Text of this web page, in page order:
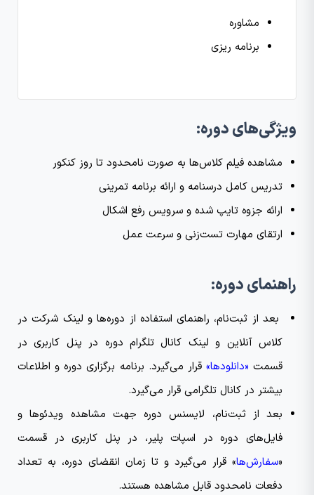
مشاوره
برنامه ریزی
ویژگی‌های دوره:
مشاهده فیلم کلاس‌ها به صورت نامحدود تا روز کنکور
تدریس کامل درسنامه و ارائه برنامه تمرینی
ارائه جزوه تایپ‌ شده و سرویس رفع اشکال
ارتقای مهارت تست‌زنی و سرعت عمل
راهنمای دوره:
بعد از ثبت‌نام، راهنمای استفاده از دوره‌ها و لینک شرکت در
کلاس آنلاین و لینک کانال تلگرام دوره در پنل کاربری در
قسمت «دانلودها» قرار می‌گیرد. برنامه برگزاری دوره و اطلاعات
بیشتر در کانال تلگرامی قرار می‌گیرد.
بعد از ثبت‌نام، لایسنس دوره جهت مشاهده ویدئو‌ها و
فایل‌های دوره در اسپات پلیر، در پنل کاربری در قسمت
«سفارش‌ها» قرار می‌گیرد و تا زمان انقضای دوره، به تعداد
دفعات نامحدود قابل مشاهده هستند.